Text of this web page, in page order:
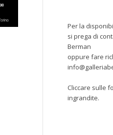
Per la
si prega di
Berman
oppure fare
Cliccare sulle
ingrandite.